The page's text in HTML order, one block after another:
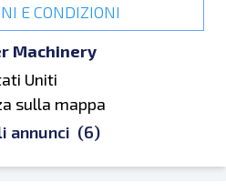
E CONDIZIONI
Machinery
Uniti
sulla mappa
annunci (6)